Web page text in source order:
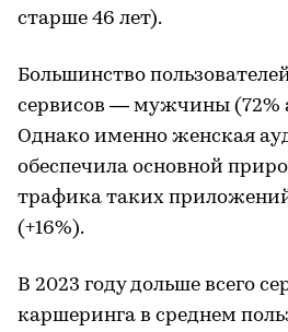
старше 46 лет).
Большинство
сервисов — мужчины (72%
Однако именно женская
обеспечила основной
трафика таких
(+16%).
В 2023 году дольше всего
каршеринга в среднем